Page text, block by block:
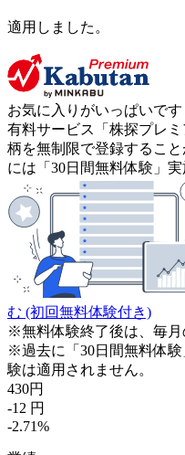
適用しました。
お気に入りがいっぱいです
有料サービス「株探プレ
柄を無制限で登録するこ
には「30日間無料体験」実
む (初回無料体験付き)
※無料体験終了後は、毎月
※過去に「30日間無料体
験は適用されません。
430円
-12 円
-2.71%